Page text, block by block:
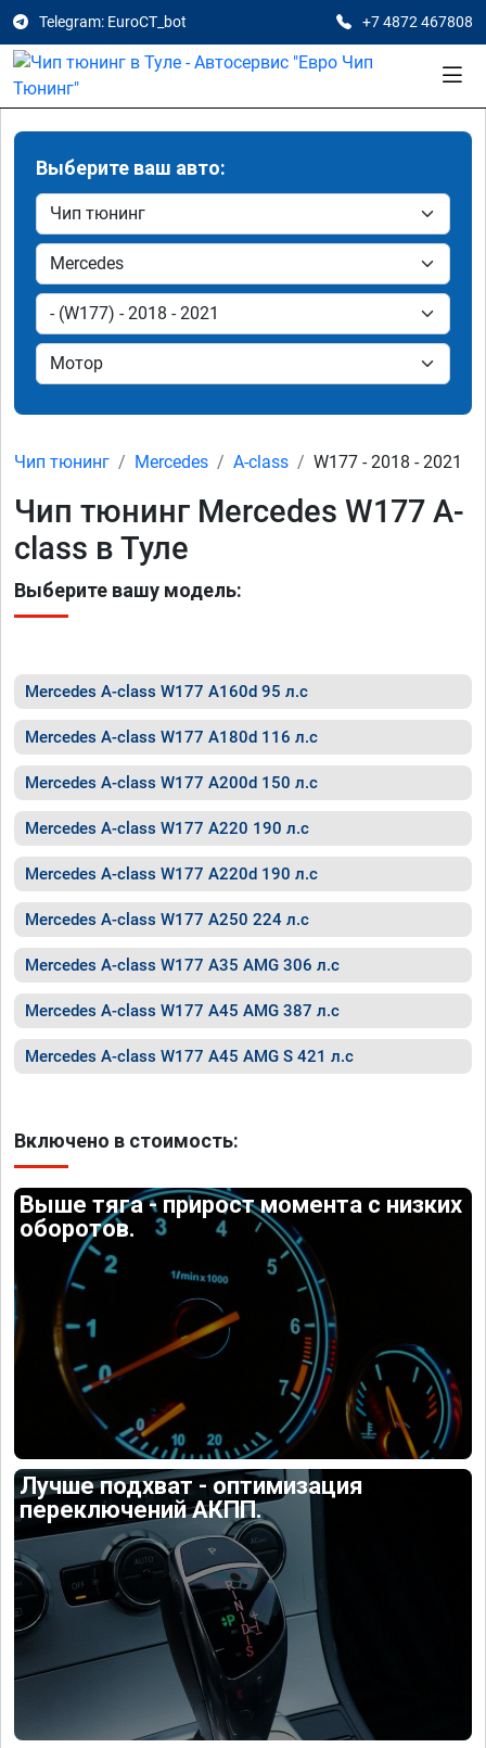
Telegram: EuroCT_bot +7 4872 467808
Выберите ваш авто:
Чип тюнинг Mercedes A-class W177 - 2018 - 2021
Чип тюнинг Mercedes W177 A-
class в Туле
Выберите вашу модель:
Mercedes A-class W177 A160d 95 л.с
Mercedes A-class W177 A180d 116 л.с
Mercedes A-class W177 A200d 150 л.с
Mercedes A-class W177 A220 190 л.с
Mercedes A-class W177 A220d 190 л.с
Mercedes A-class W177 A250 224 л.с
Mercedes A-class W177 A35 AMG 306 л.с
Mercedes A-class W177 A45 AMG 387 л.с
Mercedes A-class W177 A45 AMG S 421 л.с
Включено в стоимость:
Выше тяга - прирост момента с низких
оборотов.
Лучше подхват - оптимизация
переключений АКПП.